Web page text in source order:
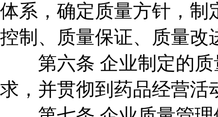
体系，确定质量方针，制
控制、质量保证、质量改
第六条 企业制定的质
求，并贯彻到药品经营活